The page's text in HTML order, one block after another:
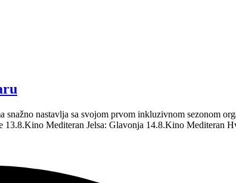
nastavlja sa svojom prvom inkluzivnom sezonom
Mediteran Jelsa: Glavonja 14.8.Kino Mediteran